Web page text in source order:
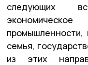
следующих
семья,
из этих